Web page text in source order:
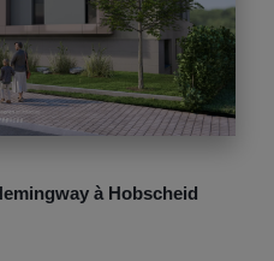
à Hobscheid